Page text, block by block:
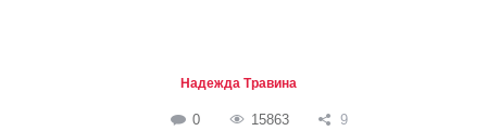
Надежда Травина
0 15863 9